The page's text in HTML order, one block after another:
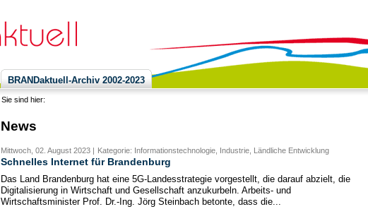
BRANDaktuell-Archiv 2002-2023
Sie sind hier:
News
Mittwoch, 02. August 2023 | Kategorie: Informationstechnologie, Industrie, Ländliche Entwicklung
Schnelles Internet für Brandenburg
Das Land Brandenburg hat eine 5G-Landesstrategie vorgestellt, die darauf abzielt, die
Digitalisierung in Wirtschaft und Gesellschaft anzukurbeln. Arbeits- und
Wirtschaftsminister Prof. Dr.-Ing. Jörg Steinbach betonte, dass die...